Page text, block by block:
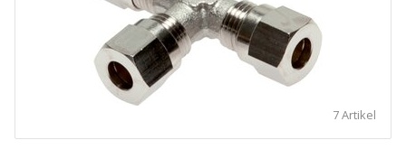
7 Artikel